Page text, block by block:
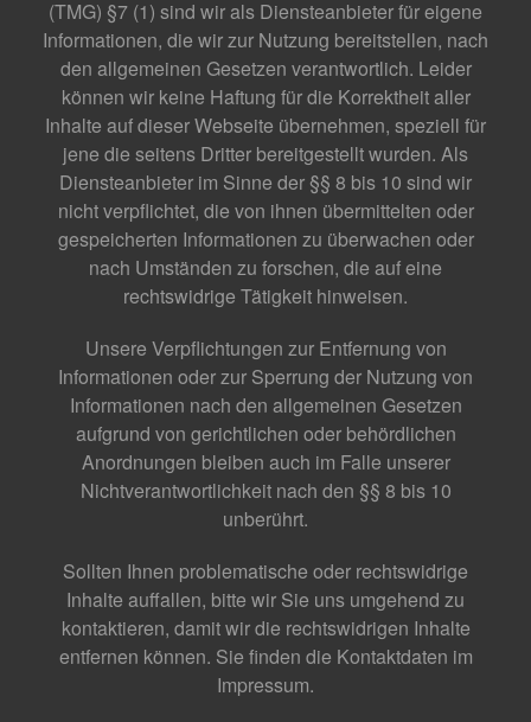
(TMG) §7 (1) sind wir als Diensteanbieter für eigene
Informationen, die wir zur Nutzung bereitstellen, nach
den allgemeinen Gesetzen verantwortlich. Leider
können wir keine Haftung für die Korrektheit aller
Inhalte auf dieser Webseite übernehmen, speziell für
jene die seitens Dritter bereitgestellt wurden. Als
Diensteanbieter im Sinne der §§ 8 bis 10 sind wir
nicht verpflichtet, die von ihnen übermittelten oder
gespeicherten Informationen zu überwachen oder
nach Umständen zu forschen, die auf eine
rechtswidrige Tätigkeit hinweisen.
Unsere Verpflichtungen zur Entfernung von
Informationen oder zur Sperrung der Nutzung von
Informationen nach den allgemeinen Gesetzen
aufgrund von gerichtlichen oder behördlichen
Anordnungen bleiben auch im Falle unserer
Nichtverantwortlichkeit nach den §§ 8 bis 10
unberührt.
Sollten Ihnen problematische oder rechtswidrige
Inhalte auffallen, bitte wir Sie uns umgehend zu
kontaktieren, damit wir die rechtswidrigen Inhalte
entfernen können. Sie finden die Kontaktdaten im
Impressum.